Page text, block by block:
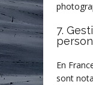
7.
En
sont